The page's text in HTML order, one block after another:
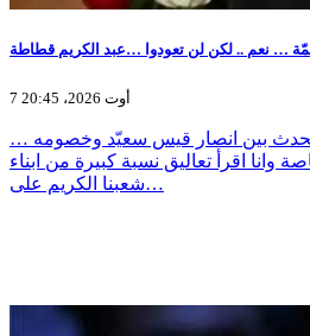
… نعم .. لكن لن تعودوا …عبد الكريم قطاطة
7 أوت 2026، 20:45
يحدث بين انصار قيس سعيّد وخصومه …
وانا اقرأ تعاليق نسبة كبيرة من ابناء
شعبنا الكريم على…